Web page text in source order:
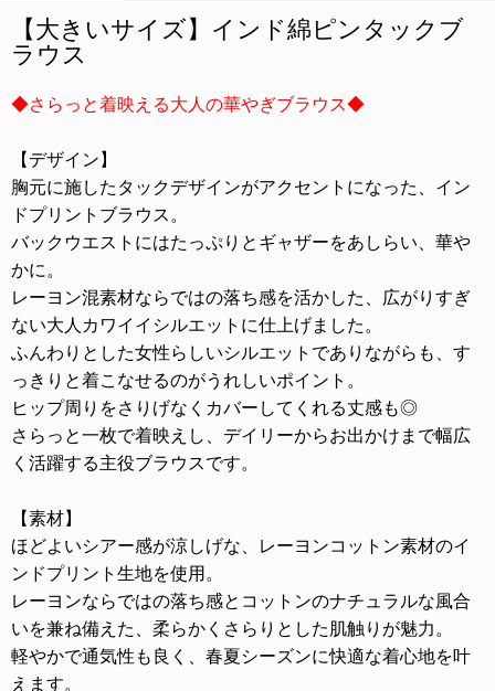
【大きいサイズ】インド綿ピンタックブ
ラウス
◆さらっと着映える大人の華やぎブラウス◆
【デザイン】
胸元に施したタックデザインがアクセントになった、イン
ドプリントブラウス。
バックウエストにはたっぷりとギャザーをあしらい、華や
かに。
レーヨン混素材ならではの落ち感を活かした、広がりすぎ
ない大人カワイイシルエットに仕上げました。
ふんわりとした女性らしいシルエットでありながらも、す
っきりと着こなせるのがうれしいポイント。
ヒップ周りをさりげなくカバーしてくれる丈感も◎
さらっと一枚で着映えし、デイリーからお出かけまで幅広
く活躍する主役ブラウスです。
【素材】
ほどよいシアー感が涼しげな、レーヨンコットン素材のイ
ンドプリント生地を使用。
レーヨンならではの落ち感とコットンのナチュラルな風合
いを兼ね備えた、柔らかくさらりとした肌触りが魅力。
軽やかで通気性も良く、春夏シーズンに快適な着心地を叶
えます。